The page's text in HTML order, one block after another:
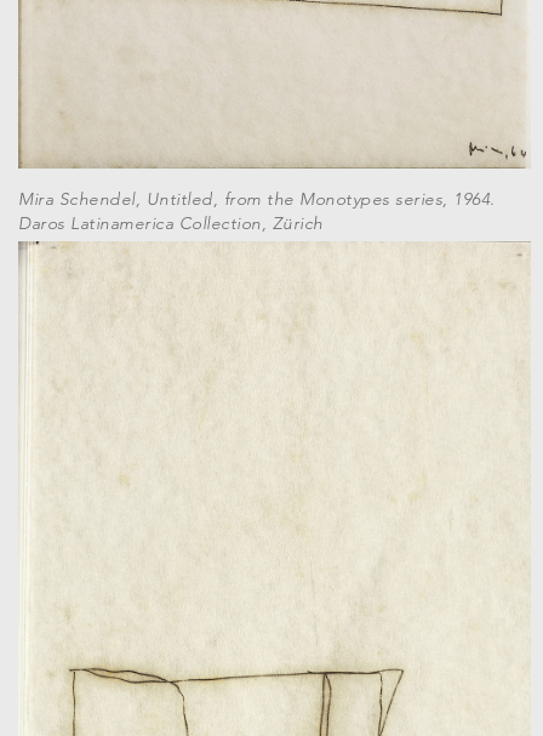
Mira Schendel, Untitled, from the Monotypes series, 1964.
Daros Latinamerica Collection, Zürich